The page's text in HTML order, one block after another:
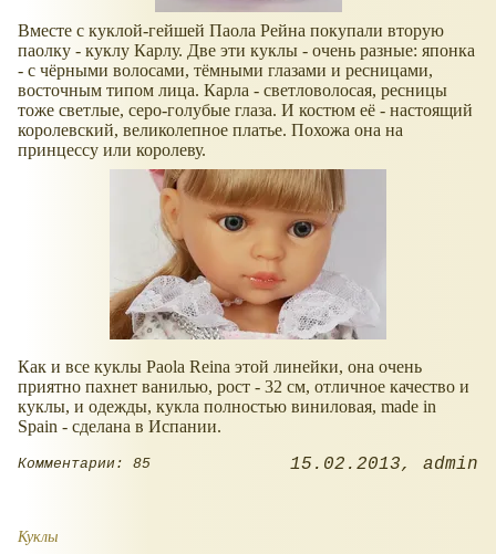
Вместе с куклой-гейшей Паола Рейна покупали вторую
паолку - куклу Карлу. Две эти куклы - очень разные: японка
- с чёрными волосами, тёмными глазами и ресницами,
восточным типом лица. Карла - светловолосая, ресницы
тоже светлые, серо-голубые глаза. И костюм её - настоящий
королевский, великолепное платье. Похожа она на
принцессу или королеву.
Как и все куклы Paola Reina этой линейки, она очень
приятно пахнет ванилью, рост - 32 см, отличное качество и
куклы, и одежды, кукла полностью виниловая, made in
Spain - сделана в Испании.
Комментарии: 85 15.02.2013 admin
Куклы